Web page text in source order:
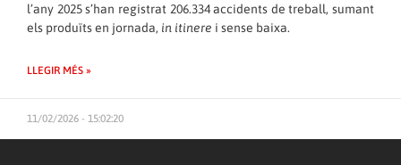
l’any 2025 s’han registrat 206.334 accidents de treball, sumant
els produïts en jornada, in itinere i sense baixa.
LLEGIR MÉS »
11/02/2026 - 15:02:20